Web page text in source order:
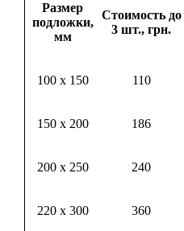
Размер
подложки,
мм
Стоимость до
3 шт., грн.
100 х 150 110
150 х 200 186
200 х 250 240
220 х 300 360